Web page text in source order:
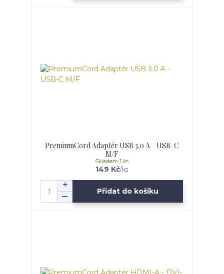
PremiumCord Adaptér USB 3.0 A - USB-C
M/F
149 Kč/ks
Skladem 1 ks
Přidat do košíku